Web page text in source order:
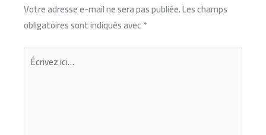
Votre adresse e-mail ne sera pas publiée.Les champs
obligatoires sont indiqués avec*
Écrivez
ici…